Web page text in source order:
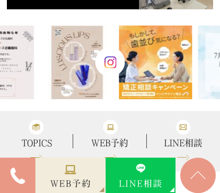
TOPICS WEB予約 LINE相談